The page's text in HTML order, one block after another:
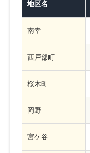
地区名
南幸
西戸部町
桜木町
岡野
宮ケ谷